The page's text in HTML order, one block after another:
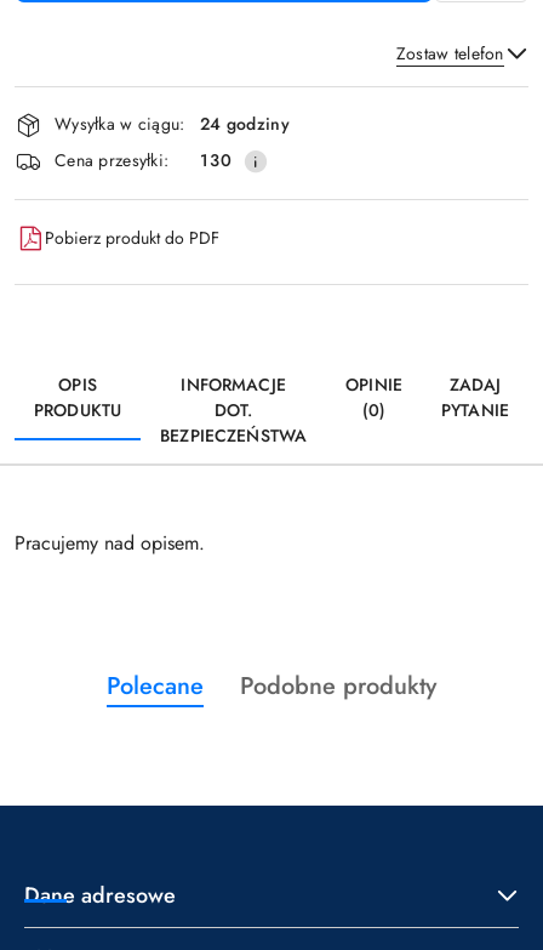
Zostaw telefon
Wyślij
Dostępność
i
dostawa
Wysyłka w ciągu:
24 godziny
Cena przesyłki:
130
Pobierz produkt do PDF
OPIS
PRODUKTU
INFORMACJE
DOT.
BEZPIECZEŃSTWA
OPINIE
(0)
ZADAJ
PYTANIE
Pracujemy nad opisem.
Pomiń karuzelę produktów
Produkty
o
Polecane
Produkty
Podobne produkty
Dane adresowe